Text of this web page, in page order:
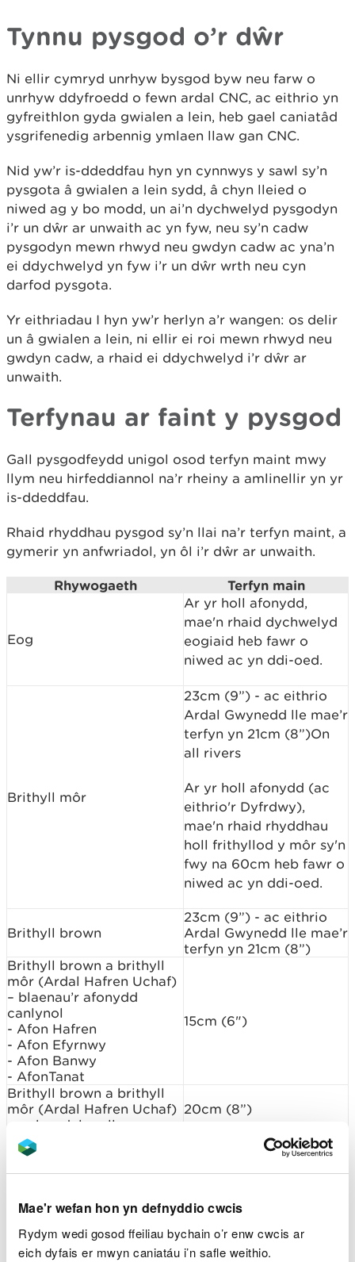
Mae'r wefan hon yn defnyddio cwcis
Rydym wedi gosod ffeiliau bychain o’r enw cwcis ar
eich dyfais er mwyn caniatáu i’n safle weithio.
Tynnu pysgod o’r dŵr
Ni ellir cymryd unrhyw bysgod byw neu farw o
unrhyw ddyfroedd o fewn ardal CNC, ac eithrio yn
gyfreithlon gyda gwialen a lein, heb gael caniatâd
ysgrifenedig arbennig ymlaen llaw gan CNC.
Nid yw’r is-ddeddfau hyn yn cynnwys y sawl sy’n
pysgota â gwialen a lein sydd, â chyn lleied o
niwed ag y bo modd, un ai’n dychwelyd pysgodyn
i’r un dŵr ar unwaith ac yn fyw, neu sy’n cadw
pysgodyn mewn rhwyd neu gwdyn cadw ac yna’n
ei ddychwelyd yn fyw i’r un dŵr wrth neu cyn
darfod pysgota.
Yr eithriadau I hyn yw’r herlyn a’r wangen: os delir
un â gwialen a lein, ni ellir ei roi mewn rhwyd neu
gwdyn cadw, a rhaid ei ddychwelyd i’r dŵr ar
unwaith.
Terfynau ar faint y pysgod
Gall pysgodfeydd unigol osod terfyn maint mwy
llym neu hirfeddiannol na’r rheiny a amlinellir yn yr
is-ddeddfau.
Rhaid rhyddhau pysgod sy’n llai na’r terfyn maint, a
gymerir yn anfwriadol, yn ôl i’r dŵr ar unwaith.
Rhywogaeth Terfyn main
Eog
Ar yr holl afonydd,
mae'n rhaid dychwelyd
eogiaid heb fawr o
niwed ac yn ddi-oed.
Brithyll môr
23cm (9”) - ac eithrio
Ardal Gwynedd lle mae’r
terfyn yn 21cm (8”)On
all rivers
Ar yr holl afonydd (ac
eithrio'r Dyfrdwy),
mae'n rhaid rhyddhau
holl frithyllod y môr sy'n
fwy na 60cm heb fawr o
niwed ac yn ddi-oed.
Brithyll brown
23cm (9”) - ac eithrio
Ardal Gwynedd lle mae’r
terfyn yn 21cm (8”)
Brithyll brown a brithyll
môr (Ardal Hafren Uchaf)
– blaenau’r afonydd
canlynol
- Afon Hafren
- Afon Efyrnwy
- Afon Banwy
- AfonTanat
15cm (6")
Brithyll brown a brithyll
môr (Ardal Hafren Uchaf)
– pob ardal arall
20cm (8”)
Dim terfyn maint (gall
pysgodfeydd unigol
osod terfyn yn eu
Pysgod bras
Diffiniad o rannau uchaf